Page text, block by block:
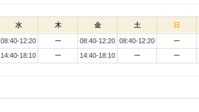
水 木 金 土 日
08:40-12:20 ー 08:40-12:20 08:40-12:20 ー
14:40-18:10 ー 14:40-18:10 ー ー